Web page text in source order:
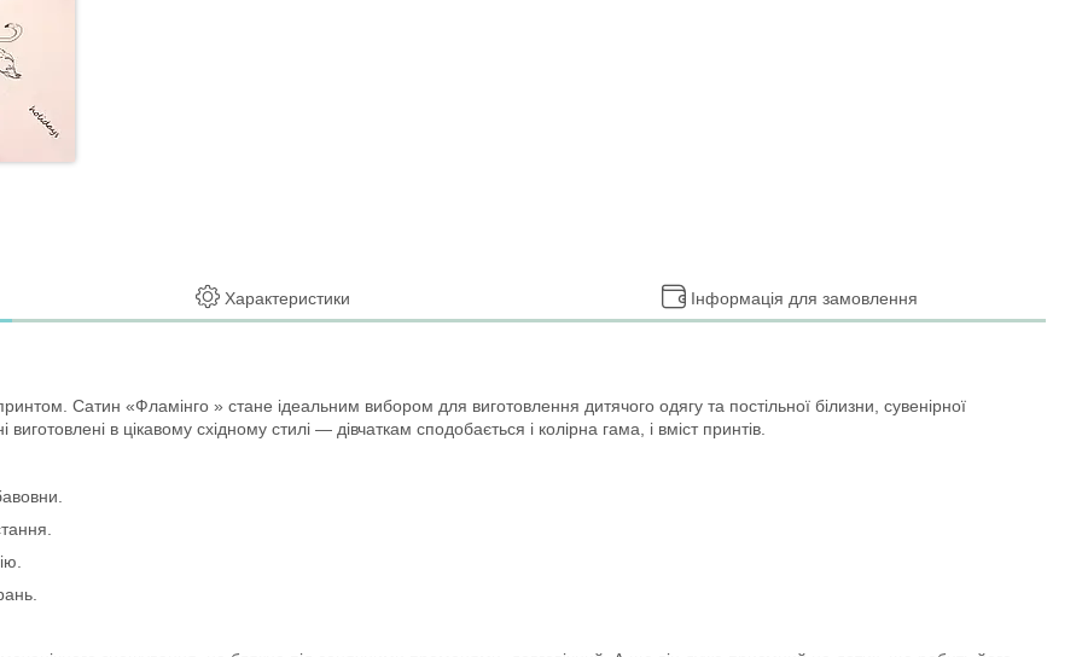
Характеристики Інформація для замовлення
Сатин «Фламінго » стане ідеальним вибором для виготовлення дитячого одягу та постільної білизни, сувенірної
в цікавому східному стилі — дівчаткам сподобається і колірна гама, і вміст принтів.